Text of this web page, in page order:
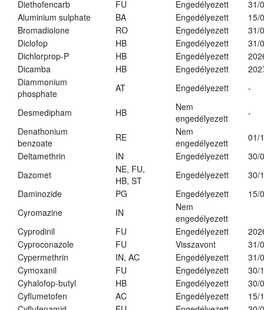
Diethofencarb
FU Engedélyezett
31/
Aluminium sulphate
BA Engedélyezett
15/
Bromadiolone
RO Engedélyezett
31/
Diclofop
HB Engedélyezett
31/
Dichlorprop-P
HB Engedélyezett
Dicamba
HB Engedélyezett
Diammonium
phosphate
AT Engedélyezett -
Desmedipham HB
Nem
engedélyezett
-
Denathonium
benzoate
RE
Nem
engedélyezett
01/
Deltamethrin
IN Engedélyezett
30/
Dazomet
NE, FU,
HB, ST
Engedélyezett
30/
Daminozide
PG Engedélyezett
15/
Cyromazine
IN
Nem
engedélyezett
Cyprodinil
FU Engedélyezett
Cyproconazole
FU Visszavont
31/
Cypermethrin
IN, AC Engedélyezett
31/
Cymoxanil
FU Engedélyezett
30/
Cyhalofop-butyl
HB Engedélyezett
30/
Cyflumetofen
AC Engedélyezett
15/